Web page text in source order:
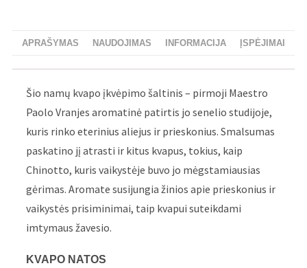
APRAŠYMAS NAUDOJIMAS INFORMACIJA ĮSPĖJIMAI
Šio namų kvapo įkvėpimo šaltinis – pirmoji Maestro
Paolo Vranjes aromatinė patirtis jo senelio studijoje,
kuris rinko eterinius aliejus ir prieskonius. Smalsumas
paskatino jį atrasti ir kitus kvapus, tokius, kaip
Chinotto, kuris vaikystėje buvo jo mėgstamiausias
gėrimas. Aromate susijungia žinios apie prieskonius ir
vaikystės prisiminimai, taip kvapui suteikdami
imtymaus žavesio.
KVAPO NATOS